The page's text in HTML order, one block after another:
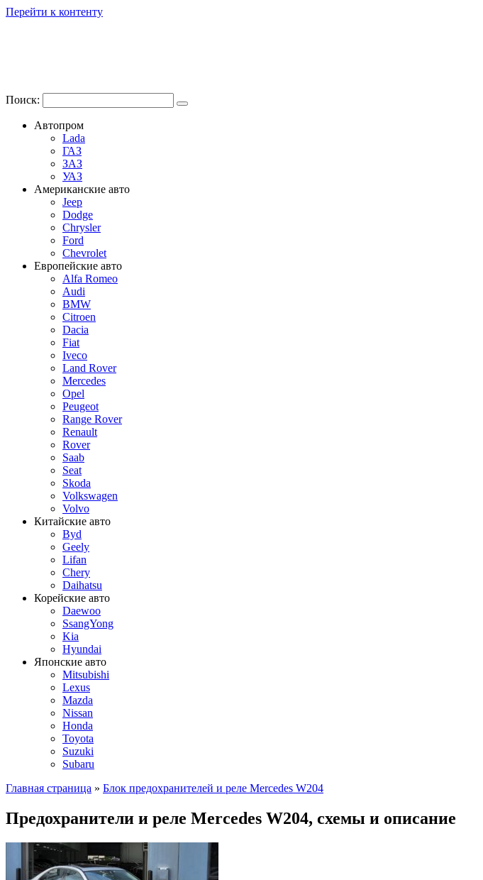
Перейти к контенту
Поиск:
Автопром
Lada
ГАЗ
ЗАЗ
УАЗ
Американские авто
Jeep
Dodge
Chrysler
Ford
Chevrolet
Европейские авто
Alfa Romeo
Audi
BMW
Citroen
Dacia
Fiat
Iveco
Land Rover
Mercedes
Opel
Peugeot
Range Rover
Renault
Rover
Saab
Seat
Skoda
Volkswagen
Volvo
Китайские авто
Byd
Geely
Lifan
Chery
Daihatsu
Корейские авто
Daewoo
SsangYong
Kia
Hyundai
Японские авто
Mitsubishi
Lexus
Mazda
Nissan
Honda
Toyota
Suzuki
Subaru
Главная страница » Блок предохранителей и реле Mercedes W204
Предохранители и реле Mercedes W204, схемы и описание